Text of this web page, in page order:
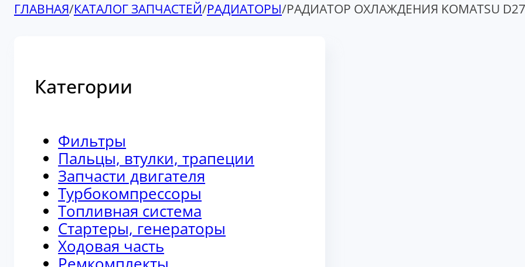
ГЛАВНАЯ/КАТАЛОГ ЗАПЧАСТЕЙ/РАДИАТОРЫ/РАДИАТОР ОХЛАЖДЕНИЯ KOMATSU
Категории
Фильтры
Пальцы, втулки, трапеции
Запчасти двигателя
Турбокомпрессоры
Топливная система
Стартеры, генераторы
Ходовая часть